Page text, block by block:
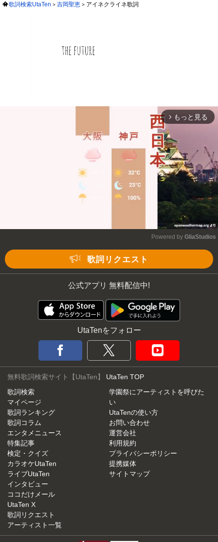
歌詞検索UtaTen 吉岡聖恵 アイネクライネ歌詞
arrow_forward_ios もっと見る
Powered by GliaStudios
歌詞リクエスト
公式アプリ 無料配信中!
UtaTenをフォロー
無料歌詞検索サイト【UtaTen】 UtaTen TOP
歌詞検索
マイページ
歌詞ランキング
歌詞コラム
エンタメニュース
特集記事
検定・クイズ
カラオケUtaTen
ライブUtaTen
インタビュー
ココだけメール
UtaTen X
歌詞リクエスト
アーティスト一覧
学園祭にアーティストを呼びた
い
UtaTenの使い方
お問い合わせ
運営会社
利用規約
プライバシーポリシー
提携媒体
サイトマップ